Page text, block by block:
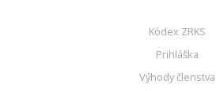
Kódex ZRKS
Prihláška
Výhody členstva